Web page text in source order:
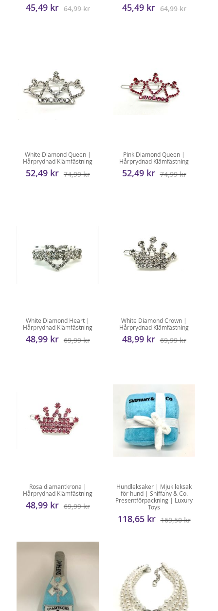
45,49 kr 64,99 kr 45,49 kr 64,99 kr
White Diamond Queen |
Hårprydnad Klämfästning
52,49 kr 74,99 kr
Pink Diamond Queen |
Hårprydnad Klämfästning
52,49 kr 74,99 kr
White Diamond Heart |
Hårprydnad Klämfästning
48,99 kr 69,99 kr
White Diamond Crown |
Hårprydnad Klämfästning
48,99 kr 69,99 kr
Rosa diamantkrona |
Hårprydnad Klämfästning
48,99 kr 69,99 kr
Hundleksaker | Mjuk leksak
för hund | Sniffany & Co.
Presentförpackning | Luxury
Toys
118,65 kr 169,50 kr